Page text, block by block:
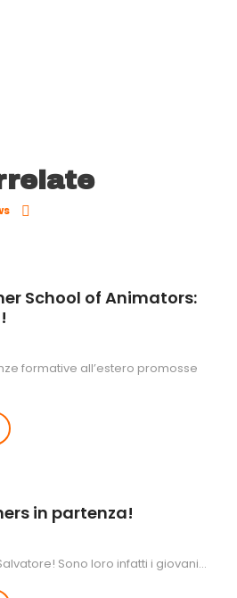
School of Animators:
formative all’estero promosse
in partenza!
Sono loro infatti i giovani…